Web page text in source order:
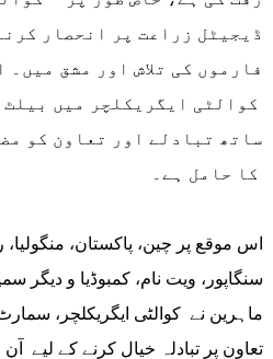
ڈیجیٹل زراعت پر انحصار
فارموں کی تلاش اور مشق میں۔
کوالٹی ایگریکلچر میں
ساتھ تبادلے اور تعاون کو
ماہرین نے کوالٹی ایگریکلچر،
تعاون پر تبادلہ خیال کرنے کے لیے